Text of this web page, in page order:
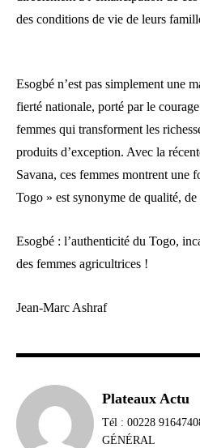
des conditions de vie de leurs
Esogbé n’est pas simplement une
fierté nationale, porté par le
femmes qui transforment les
produits d’exception. Avec la
Savana, ces femmes montrent une
Togo » est synonyme de qualité, de
Esogbé : l’authenticité du Togo,
des femmes agricultrices !
Jean-Marc Ashraf
Plateaux Actu
Tél : 00228
GÉNÉRAL